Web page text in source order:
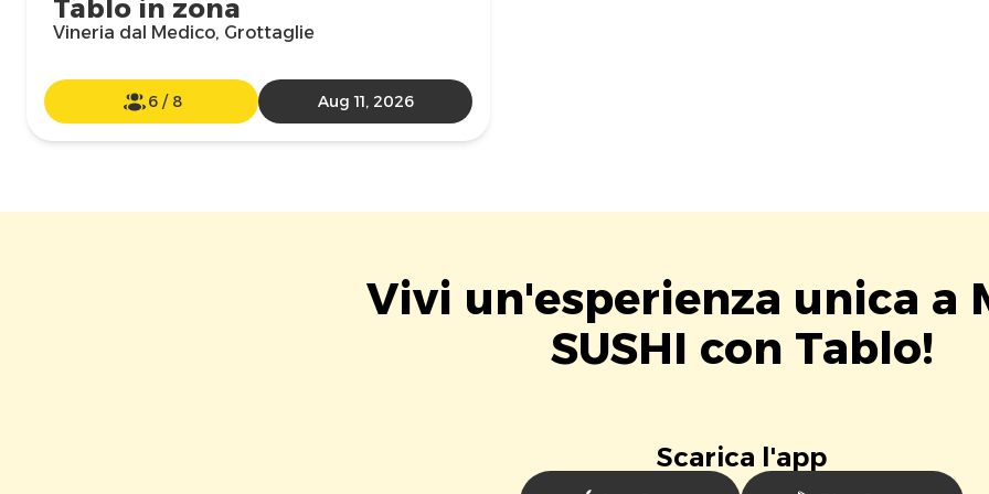
Tablo in zona
Vineria dal Medico, Grottaglie
6/ 8 Aug 11, 2026
Vivi un'esperienza unica a
SUSHI con Tablo!
Scarica l'app